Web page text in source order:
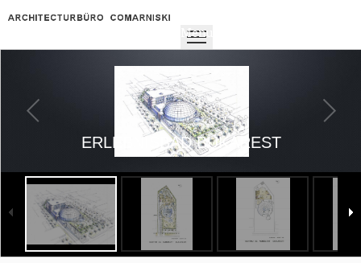
Menu
ERLEBNISBAD BUKAREST